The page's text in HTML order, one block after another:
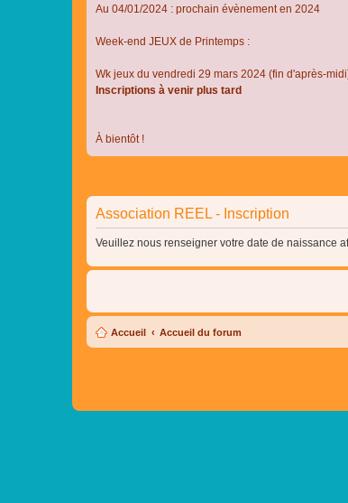
Au 04/01/2024 : prochain évènement en 2024
Week-end JEUX de Printemps :
Wk jeux du vendredi 29 mars 2024 (fin d'après-
Inscriptions à venir plus tard
À bientôt !
Association REEL - Inscription
Veuillez nous renseigner votre date de naissance
Accueil Accueil du forum